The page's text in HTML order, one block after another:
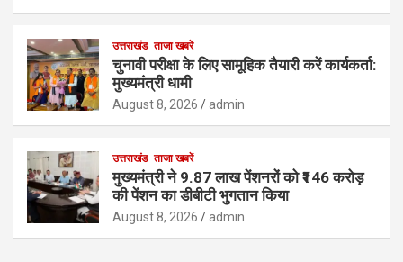
उत्तराखंड ताजा खबरें
चुनावी परीक्षा के लिए सामूहिक तैयारी करें कार्यकर्ता:
मुख्यमंत्री धामी
August 8, 2026 admin
उत्तराखंड ताजा खबरें
मुख्यमंत्री ने 9.87 लाख पेंशनरों को ₹146 करोड़
की पेंशन का डीबीटी भुगतान किया
August 8, 2026 admin